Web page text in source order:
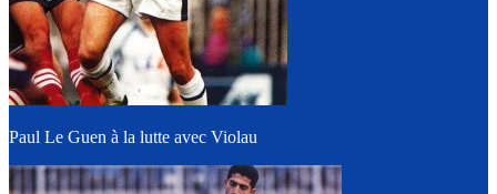
Paul Le Guen à la lutte avec Violau